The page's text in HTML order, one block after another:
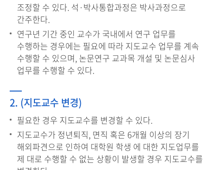
조정할 수 있다. 석·박사통합과정은 박사과정으로
간주한다.
연구년 기간 중인 교수가 국내에서 연구 업무를
수행하는 경우에는 필요에 따라 지도교수 업무를 계속
수행할 수 있으며, 논문연구 교과목 개설 및 논문심사
업무를 수행할 수 있다.
2. (지도교수 변경)
필요한 경우 지도교수를 변경할 수 있다.
지도교수가 정년퇴직, 면직 혹은 6개월 이상의 장기
해외파견으로 인하여 대학원 학생 에 대한 지도업무를
제 대로 수행할 수 없는 상황이 발생할 경우 지도교수를